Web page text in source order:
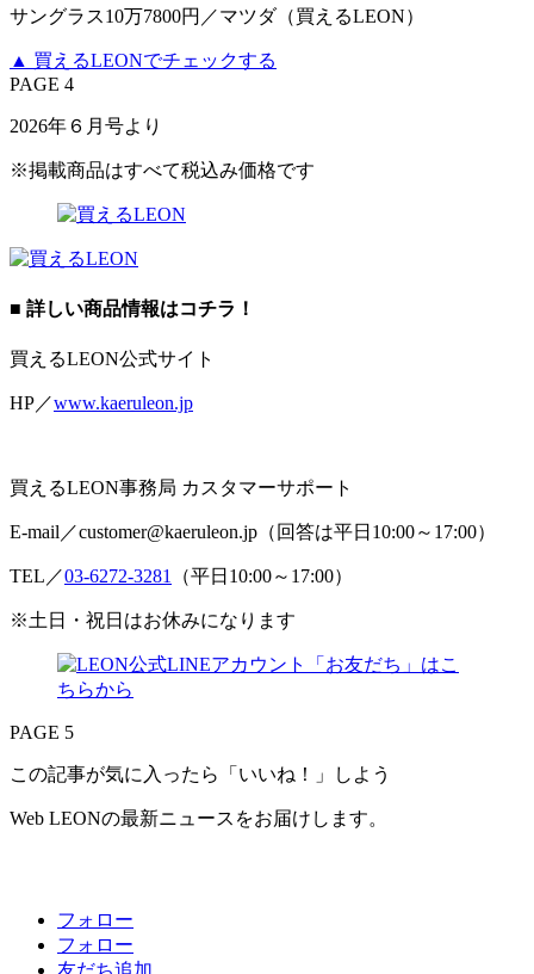
サングラス10万7800円／マツダ（買えるLEON）
▲ 買えるLEONでチェックする
PAGE 4
2026年６月号より
※掲載商品はすべて税込み価格です
■ 詳しい商品情報はコチラ！
買えるLEON公式サイト
HP／www.kaeruleon.jp
買えるLEON事務局 カスタマーサポート
E-mail／customer@kaeruleon.jp（回答は平日10:00～17:00）
TEL／03-6272-3281 （平日10:00～17:00）
※土日・祝日はお休みになります
PAGE 5
この記事が気に入ったら「いいね！」しよう
Web LEONの最新ニュースをお届けします。
フォロー
フォロー